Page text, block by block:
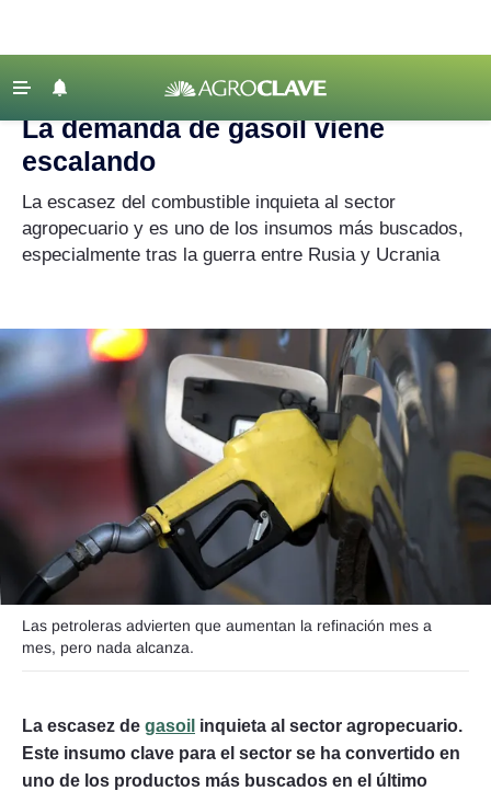
Agricultura
Lechería
Tecnología
Agenda
Regionales
Agronegocios
Seguinos
‹ VOLVER
Agroclave gasoil
La demanda de gasoil viene
escalando
La escasez del combustible inquieta al sector
agropecuario y es uno de los insumos más buscados,
especialmente tras la guerra entre Rusia y Ucrania
Las petroleras advierten que aumentan la refinación mes a
mes, pero nada alcanza.
La escasez de gasoil inquieta al sector agropecuario.
Este insumo clave para el sector se ha convertido en
uno de los productos más buscados en el último